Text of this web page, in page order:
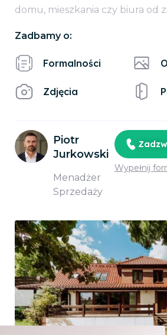
domu, mieszkania czy biura od
Zadbamy o:
Formalności
Zdjęcia
Piotr
Jurkowski
Menadżer
Sprzedaży
Wypełnij